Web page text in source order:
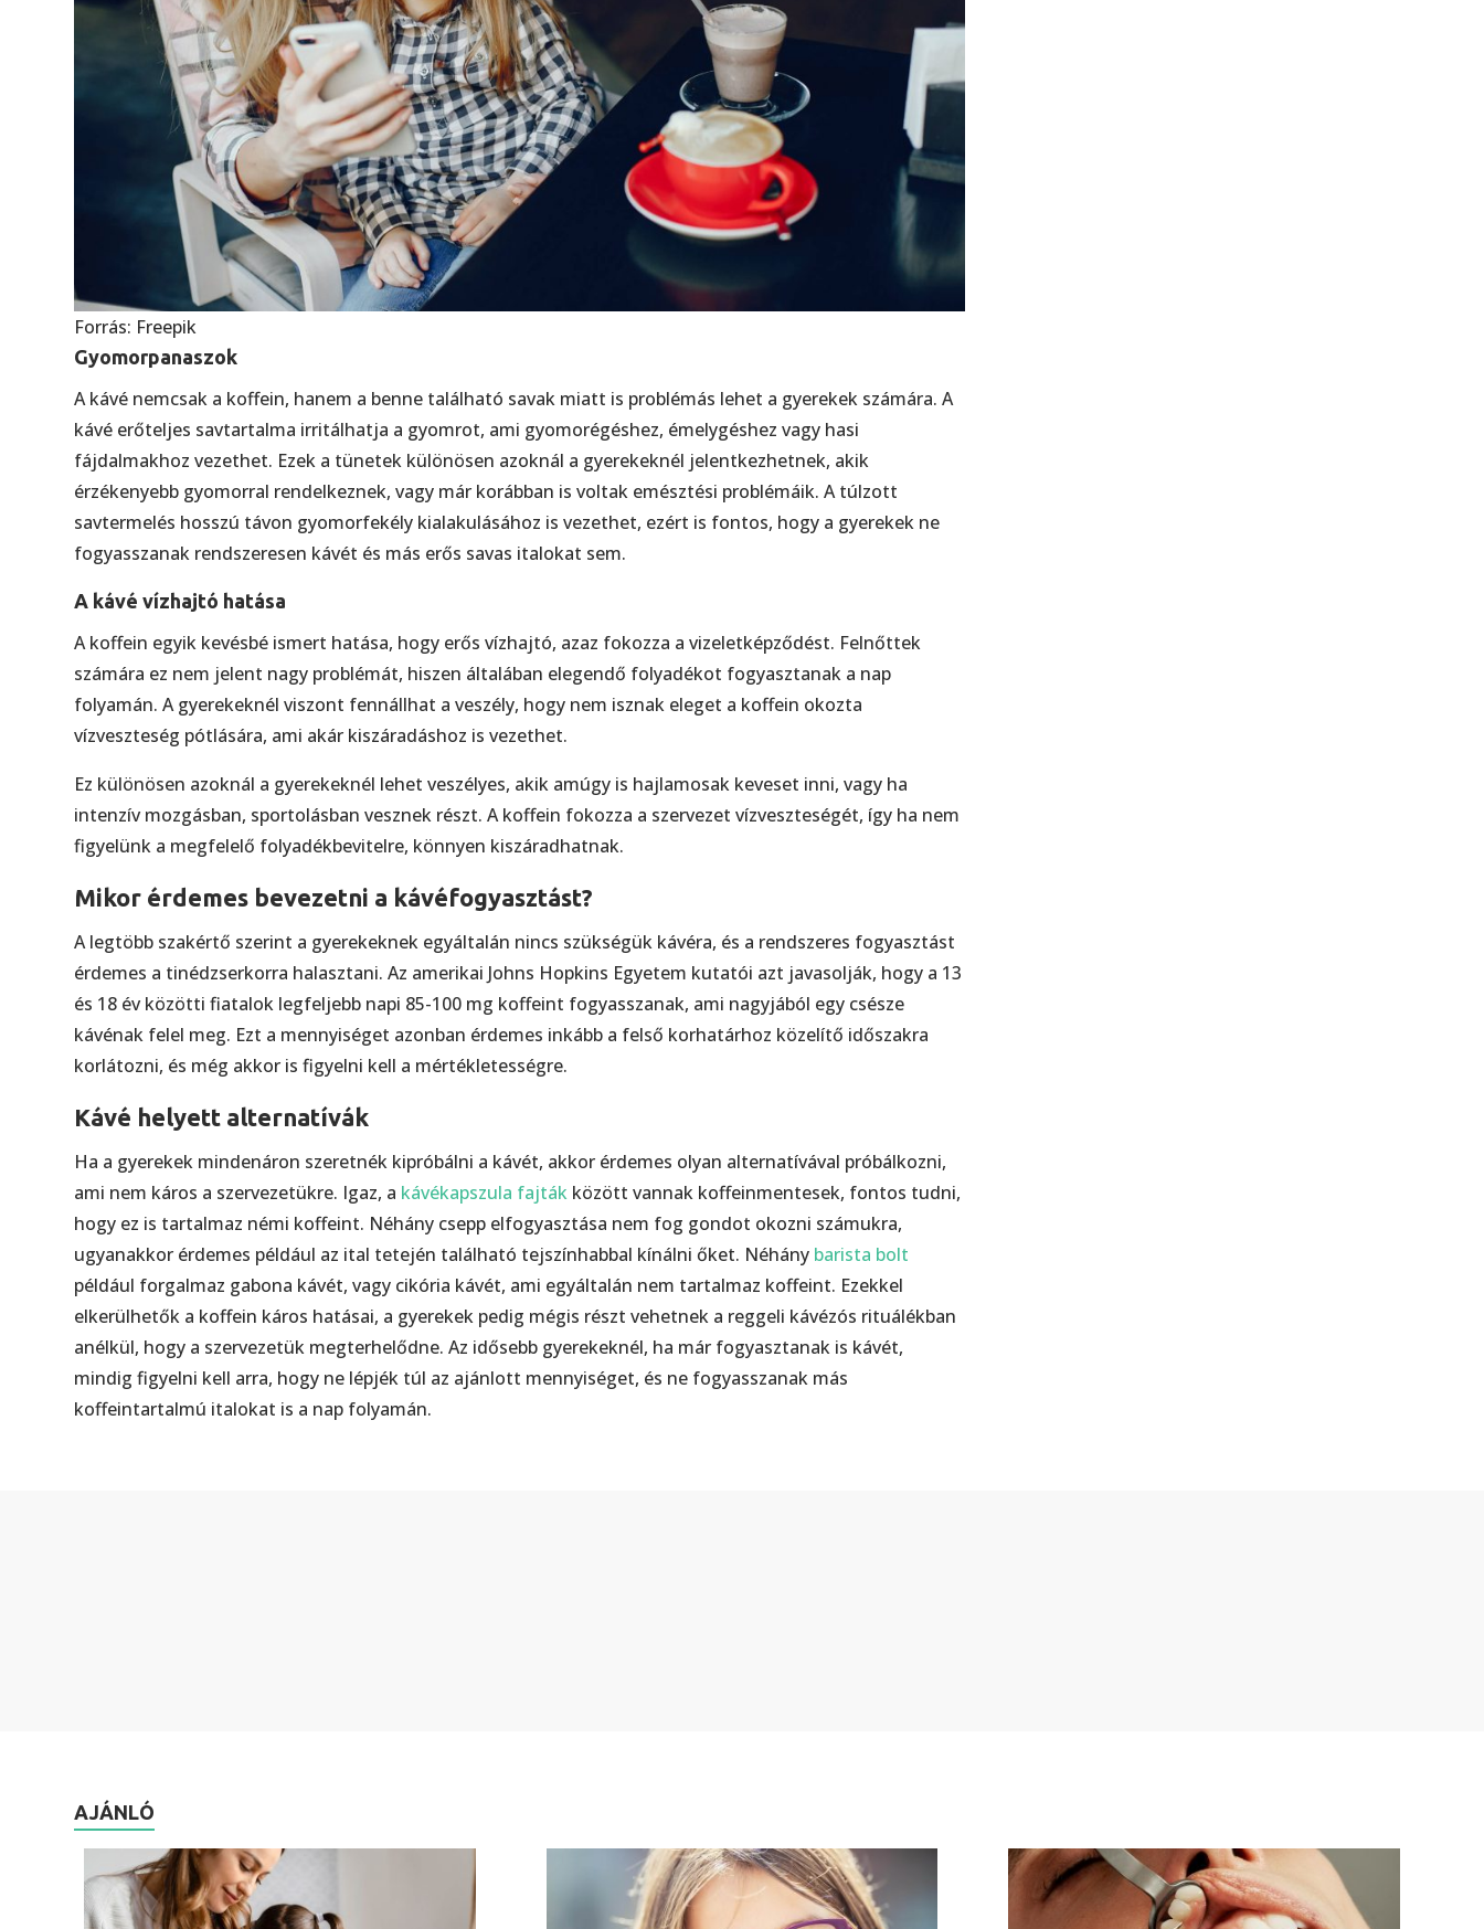
Forrás: Freepik
Gyomorpanaszok
A kávé nemcsak a koffein, hanem a benne található savak miatt is problémás lehet a gyerekek számára. A
kávé erőteljes savtartalma irritálhatja a gyomrot, ami gyomorégéshez, émelygéshez vagy hasi
fájdalmakhoz vezethet. Ezek a tünetek különösen azoknál a gyerekeknél jelentkezhetnek, akik
érzékenyebb gyomorral rendelkeznek, vagy már korábban is voltak emésztési problémáik. A túlzott
savtermelés hosszú távon gyomorfekély kialakulásához is vezethet, ezért is fontos, hogy a gyerekek ne
fogyasszanak rendszeresen kávét és más erős savas italokat sem.
A kávé vízhajtó hatása
A koffein egyik kevésbé ismert hatása, hogy erős vízhajtó, azaz fokozza a vizeletképződést. Felnőttek
számára ez nem jelent nagy problémát, hiszen általában elegendő folyadékot fogyasztanak a nap
folyamán. A gyerekeknél viszont fennállhat a veszély, hogy nem isznak eleget a koffein okozta
vízveszteség pótlására, ami akár kiszáradáshoz is vezethet.
Ez különösen azoknál a gyerekeknél lehet veszélyes, akik amúgy is hajlamosak keveset inni, vagy ha
intenzív mozgásban, sportolásban vesznek részt. A koffein fokozza a szervezet vízveszteségét, így ha nem
figyelünk a megfelelő folyadékbevitelre, könnyen kiszáradhatnak.
Mikor érdemes bevezetni a kávéfogyasztást?
A legtöbb szakértő szerint a gyerekeknek egyáltalán nincs szükségük kávéra, és a rendszeres fogyasztást
érdemes a tinédzserkorra halasztani. Az amerikai Johns Hopkins Egyetem kutatói azt javasolják, hogy a 13
és 18 év közötti fiatalok legfeljebb napi 85-100 mg koffeint fogyasszanak, ami nagyjából egy csésze
kávénak felel meg. Ezt a mennyiséget azonban érdemes inkább a felső korhatárhoz közelítő időszakra
korlátozni, és még akkor is figyelni kell a mértékletességre.
Kávé helyett alternatívák
Ha a gyerekek mindenáron szeretnék kipróbálni a kávét, akkor érdemes olyan alternatívával próbálkozni,
ami nem káros a szervezetükre. Igaz, a kávékapszula fajták között vannak koffeinmentesek, fontos tudni,
hogy ez is tartalmaz némi koffeint. Néhány csepp elfogyasztása nem fog gondot okozni számukra,
ugyanakkor érdemes például az ital tetején található tejszínhabbal kínálni őket. Néhány barista bolt
például forgalmaz gabona kávét, vagy cikória kávét, ami egyáltalán nem tartalmaz koffeint. Ezekkel
elkerülhetők a koffein káros hatásai, a gyerekek pedig mégis részt vehetnek a reggeli kávézós rituálékban
anélkül, hogy a szervezetük megterhelődne. Az idősebb gyerekeknél, ha már fogyasztanak is kávét,
mindig figyelni kell arra, hogy ne lépjék túl az ajánlott mennyiséget, és ne fogyasszanak más
koffeintartalmú italokat is a nap folyamán.
AJÁNLÓ